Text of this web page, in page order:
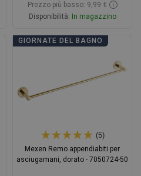
Prezzo più basso: 9,99 €
Disponibilità: In magazzino
Aggiungi al carrello
GIORNATE DEL BAGNO
(5)
Mexen Remo appendiabiti per
asciugamani, dorato - 7050724-50